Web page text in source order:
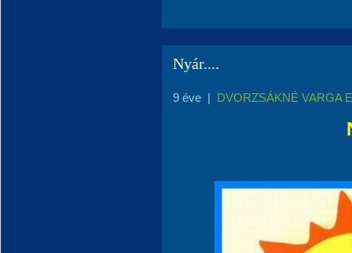
Nyár....
9 éve | DVORZSÁKNÉ VARGA